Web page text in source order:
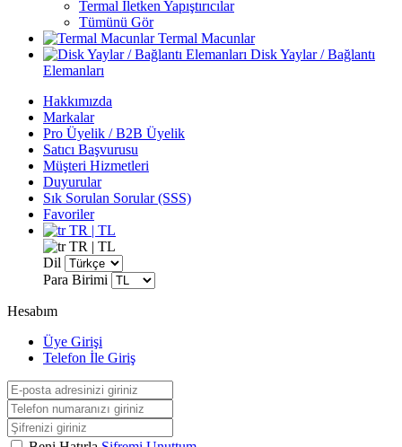
Termal İletken Yapıştırıcılar
Tümünü Gör
Termal Macunlar
Disk Yaylar / Bağlantı
Elemanları
Hakkımızda
Markalar
Pro Üyelik / B2B Üyelik
Satıcı Başvurusu
Müşteri Hizmetleri
Duyurular
Sık Sorulan Sorular (SSS)
Favoriler
TR | TL
TR | TL
Dil
Para Birimi
Hesabım
Üye Girişi
Telefon İle Giriş